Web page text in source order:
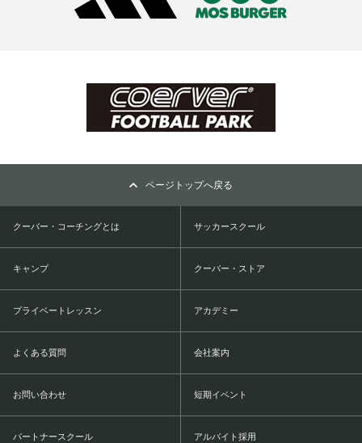
ページトップへ戻る
クーバー・コーチングとは サッカースクール
キャンプ クーバー・ストア
プライベートレッスン アカデミー
よくある質問 会社案内
お問い合わせ 短期イベント
パートナースクール アルバイト採用